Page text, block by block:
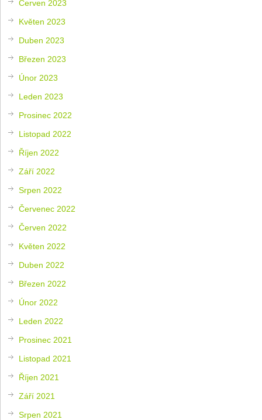
Červen 2023
Květen 2023
Duben 2023
Březen 2023
Únor 2023
Leden 2023
Prosinec 2022
Listopad 2022
Říjen 2022
Září 2022
Srpen 2022
Červenec 2022
Červen 2022
Květen 2022
Duben 2022
Březen 2022
Únor 2022
Leden 2022
Prosinec 2021
Listopad 2021
Říjen 2021
Září 2021
Srpen 2021